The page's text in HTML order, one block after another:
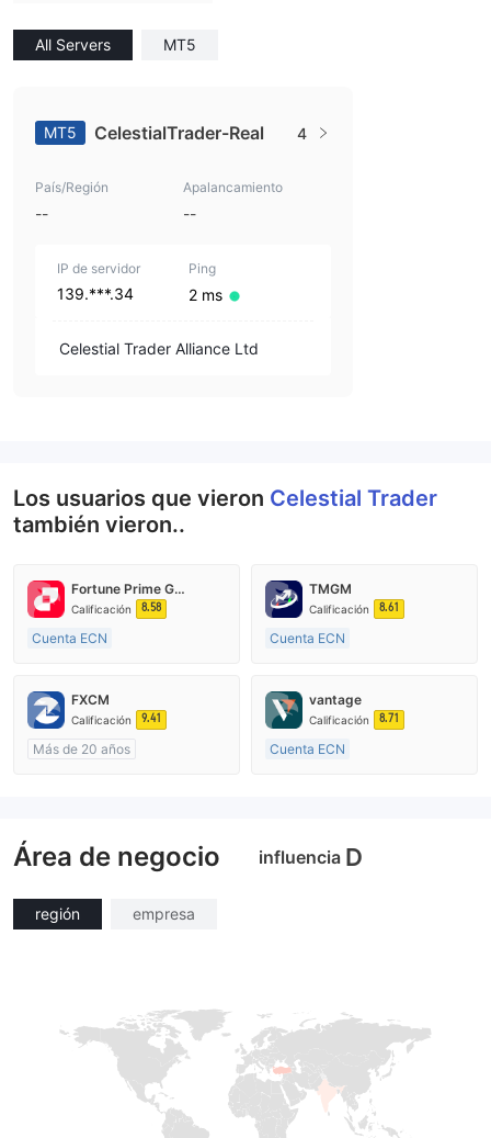
All Servers MT5
MT5 CelestialTrader-Real 4
País/Región
--
Apalancamiento
--
IP de servidor
139.***.34
Ping
2 ms
Celestial Trader Alliance Ltd
Los usuarios que vieron Celestial Trader
también vieron..
Fortune Prime Global
Calificación 8.58
Cuenta ECN
Supervisión en Australia
Licencia completa de MT4
TMGM
Calificación 8.61
Cuenta ECN
Supervisión en Australia
FXCM
Calificación 9.41
Más de 20 años
vantage
Calificación 8.71
Cuenta ECN
Licencia completa de MT4
Área de negocio influencia D
región empresa